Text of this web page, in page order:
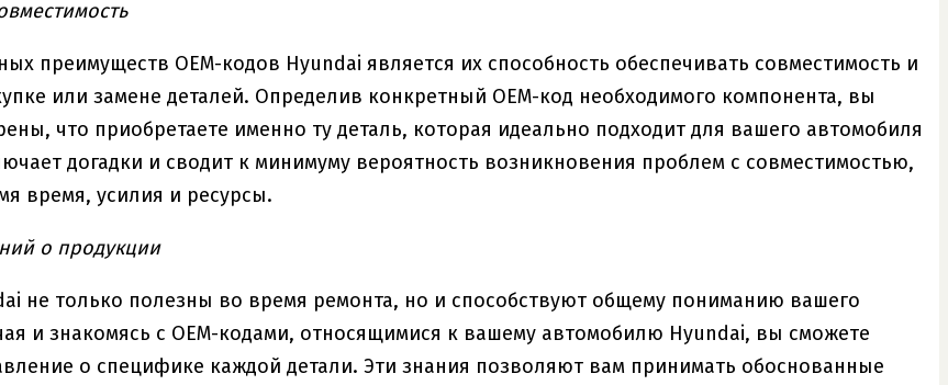
преимуществ OEM-кодов Hyundai является их способность обеспечивать совместимость и
или замене деталей. Определив конкретный OEM-код необходимого компонента, вы
что приобретаете именно ту деталь, которая идеально подходит для вашего автомобиля
догадки и сводит к минимуму вероятность возникновения проблем с совместимостью,
время, усилия и ресурсы.
о продукции
не только полезны во время ремонта, но и способствуют общему пониманию вашего
и знакомясь с OEM-кодами, относящимися к вашему автомобилю Hyundai, вы сможете
о специфике каждой детали. Эти знания позволяют вам принимать обоснованные